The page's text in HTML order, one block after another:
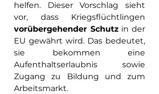
helfen. Dieser Vorschlag sieht
vorübergehender Schutz in der
EU gewährt wird. Das bedeutet,
sie bekommen eine
Aufenthaltserlaubnis sowie
Zugang zu Bildung und zum
Arbeitsmarkt.